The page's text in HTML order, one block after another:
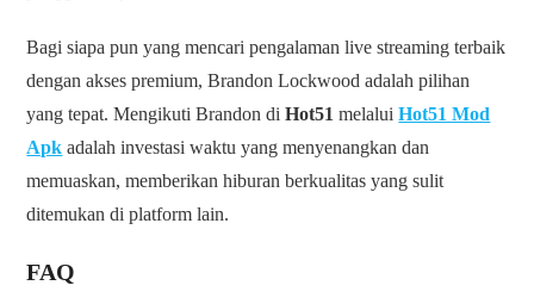
Bagi siapa pun yang mencari pengalaman live streaming terbaik
dengan akses premium, Brandon Lockwood adalah pilihan
yang tepat. Mengikuti Brandon diHot51 melaluiHot51 Mod
Apk adalah investasi waktu yang menyenangkan dan
memuaskan, memberikan hiburan berkualitas yang sulit
ditemukan di platform lain.
FAQ